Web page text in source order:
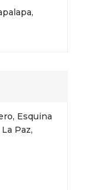
Esquina
Paz,